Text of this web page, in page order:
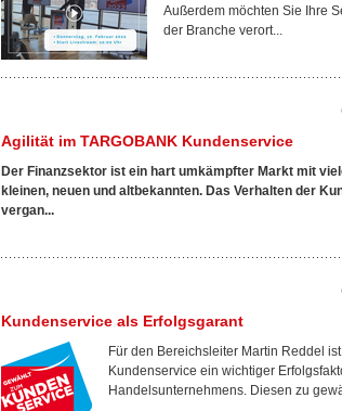
Außerdem möchten Sie Ihre
der Branche verort...
Agilität im TARGOBANK Kundenservice
Der Finanzsektor ist ein hart umkämpfter Markt mit
kleinen, neuen und altbekannten. Das Verhalten der
vergan...
Kundenservice als Erfolgsgarant
Für den Bereichsleiter Martin Reddel
Kundenservice ein wichtiger
Handelsunternehmens. Diesen zu